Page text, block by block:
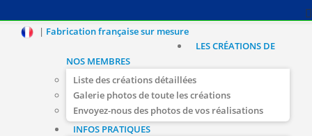
| Fabrication française sur mesure
LES CRÉATIONS DE
NOS MEMBRES
Liste des créations détaillées
Galerie photos de toute les créations
Envoyez-nous des photos de vos réalisations
INFOS PRATIQUES